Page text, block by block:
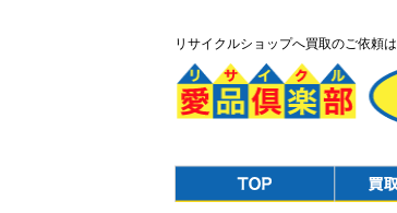
リサイクルショップへ買取のご依頼は